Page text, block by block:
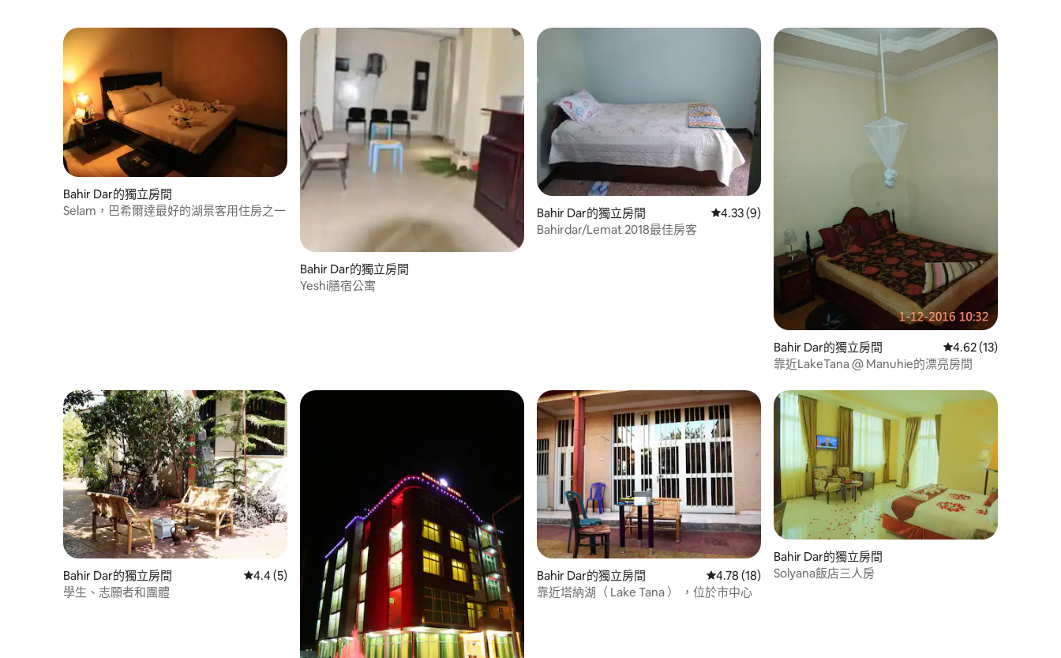
Bahir Dar的獨立房間
Selam，巴希爾達最好的湖景客用住房之一
Bahir Dar的獨立房間
Yeshi膳宿公寓
Bahir Dar的獨立房間 從 9 則評價中獲得 4.33 的平均評分（滿分 5 分）
4.33 (9)
Bahirdar/Lemat 2018最佳房客
Bahir Dar的獨立房間 從 13 則評價中獲得
4.62 (13)
靠近LakeTana @ Manuhie的漂亮房間
Bahir Dar的獨立房間 從 5 則評價中獲得 4.4 的平均評分（滿分 5 分）
4.4 (5)
學生、志願者和團體
Bahir Dar的獨立房間 從 18 則評價中獲得 4.78 的平均評分（滿分 5 分）
4.78 (18)
靠近塔納湖（ Lake Tana ） ，位於市中心
Bahir Dar的獨立房間
Solyana飯店三人房